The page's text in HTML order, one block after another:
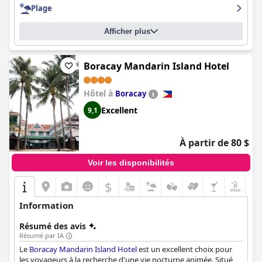
recommandent vivement en tant que lieu de villégiature de
qualité et d'escapade parfaite. Dans l'ensemble, l'Ambassador In
est décrit comme exceptionnel, superbe et au-delà des
attentes.
Plage
Afficher plus
Boracay Mandarin Island Hotel
Hôtel à Boracay
9,1 Excellent
À partir de 80 $
Voir les disponibilités
$
Information
Résumé des avis
Résumé par IA
Le Boracay Mandarin Island Hotelest un excellent choix pour
les voyageurs à la recherche d'une vie nocturne animée. Situé